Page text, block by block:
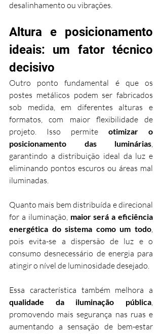
desalinhamento ou vibrações.
Altura e posicionamento
ideais: um fator técnico
decisivo
Outro ponto fundamental é que os
postes metálicos podem ser fabricados
sob medida, em diferentes alturas e
formatos, com maior flexibilidade de
projeto. Isso permite otimizar o
posicionamento das luminárias,
garantindo a distribuição ideal da luz e
eliminando pontos escuros ou áreas mal
iluminadas.
Quanto mais bem distribuída e direcional
for a iluminação, maior será a eficiência
energética do sistema como um todo,
pois evita-se a dispersão de luz e o
consumo desnecessário de energia para
atingir o nível de luminosidade desejado.
qualidade da iluminação pública,
promovendo mais segurança nas ruas e
aumentando a sensação de bem-estar